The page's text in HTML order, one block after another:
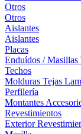
Otros
Otros
Aislantes
Aislantes
Placas
Enduídos / Masillas
Techos
Molduras Tejas
Perfilería
Montantes
Revestimientos
Exterior